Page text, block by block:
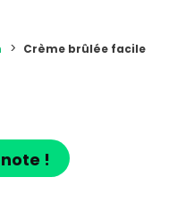
Crème brûlée facile
!